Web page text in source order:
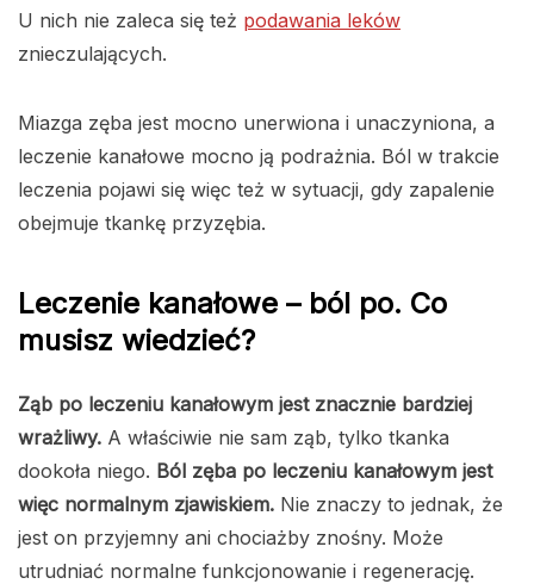
U nich nie zaleca się też podawania leków
znieczulających.
Miazga zęba jest mocno unerwiona i unaczyniona, a
leczenie kanałowe mocno ją podrażnia. Ból w trakcie
leczenia pojawi się więc też w sytuacji, gdy zapalenie
obejmuje tkankę przyzębia.
Leczenie kanałowe – ból po. Co
musisz wiedzieć?
Ząb po leczeniu kanałowym jest znacznie bardziej
wrażliwy. A właściwie nie sam ząb, tylko tkanka
dookoła niego. Ból zęba po leczeniu kanałowym jest
więc normalnym zjawiskiem. Nie znaczy to jednak, że
jest on przyjemny ani chociażby znośny. Może
utrudniać normalne funkcjonowanie i regenerację.